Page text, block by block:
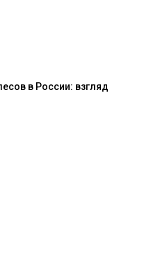
в России: взгляд